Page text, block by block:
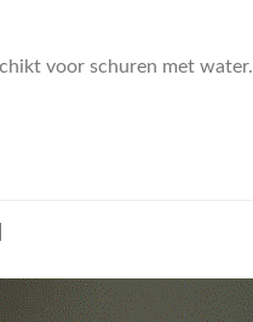
voor schuren met water.